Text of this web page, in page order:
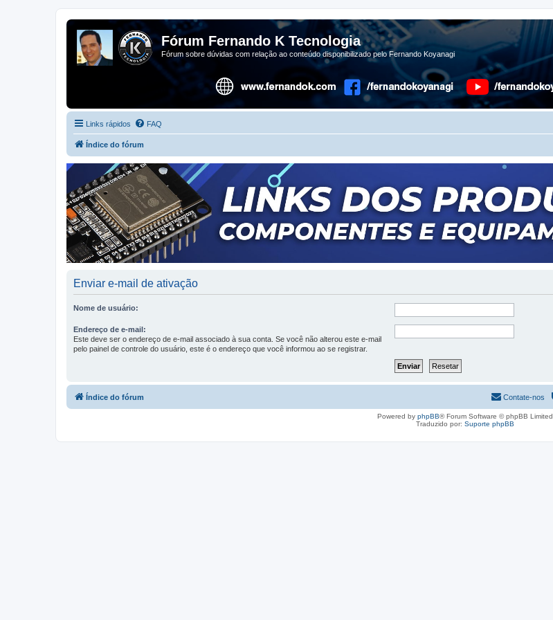
Fórum Fernando K Tecnologia
Fórum sobre dúvidas com relação ao conteúdo disponibilizado pelo Fernando Koyanagi
Links rápidos FAQ
Índice do fórum
Enviar e-mail de ativação
Nome de usuário:
Endereço de e-mail:
Este deve ser o endereço de e-mail associado à sua conta. Se você não alterou este e-mail
pelo painel de controle do usuário, este é o endereço que você informou ao se registrar.
Índice do fórum Contate-nos
Powered by phpBB® Forum Software © phpBB Limited
Traduzido por: Suporte phpBB